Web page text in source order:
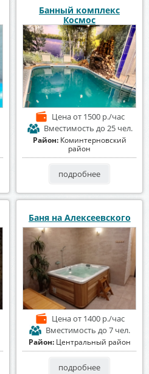
Банный комплекс
Космос
Ценаот 1500 р./час
Вместимость до 25 чел.
Район: Коминтерновский
район
подробнее
Баня на Алексеевского
Ценаот 1400 р./час
Вместимость до 7 чел.
Район: Центральный район
подробнее